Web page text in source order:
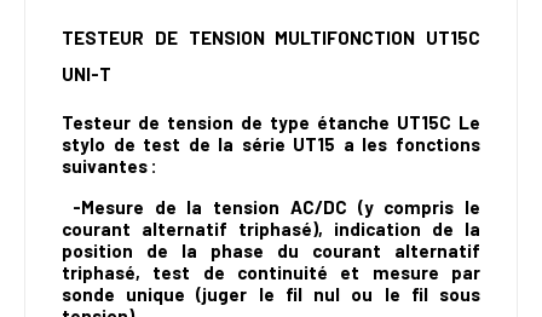
TESTEUR DE TENSION MULTIFONCTION UT15C
UNI-T
Testeur de tension de type étanche UT15C Le
stylo de test de la série UT15 a les fonctions
suivantes :
-Mesure de la tension AC/DC (y compris le
courant alternatif triphasé), indication de la
position de la phase du courant alternatif
triphasé, test de continuité et mesure par
sonde unique (juger le fil nul ou le fil sous